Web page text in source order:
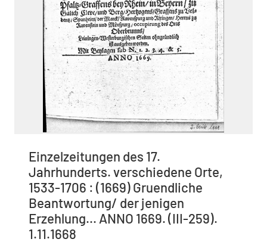
Einzelzeitungen des 17.
Jahrhunderts. verschiedene Orte,
1533-1706 : (1669) Gruendliche
Beantwortung/ der jenigen
Erzehlung... ANNO 1669. (III-259).
1.11.1668